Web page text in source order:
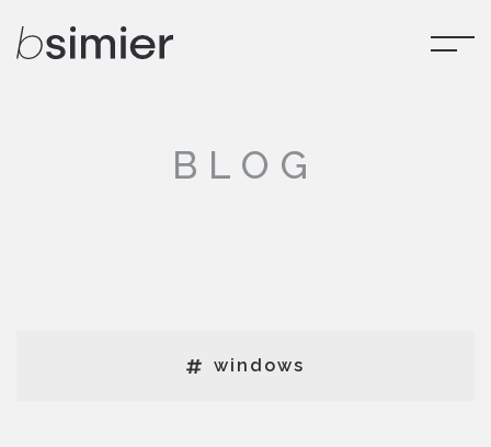
BLOG
windows